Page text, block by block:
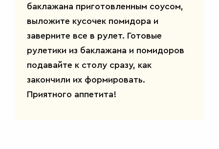
баклажана приготовленным соусом,
выложите кусочек помидора и
заверните все в рулет. Готовые
рулетики из баклажана и помидоров
подавайте к столу сразу, как
закончили их формировать.
Приятного аппетита!